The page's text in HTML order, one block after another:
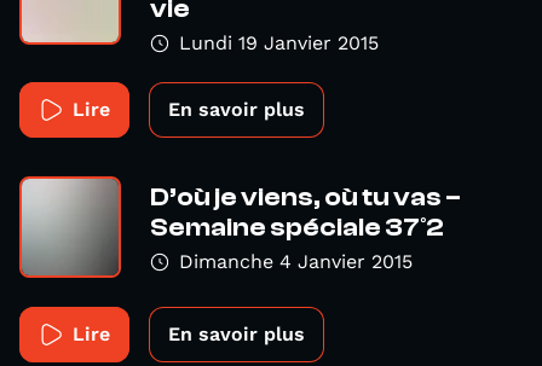
vie
Lundi 19 Janvier 2015
Lire En savoir plus
D’où je viens, où tu vas –
Semaine spéciale 37°2
Dimanche 4 Janvier 2015
Lire En savoir plus